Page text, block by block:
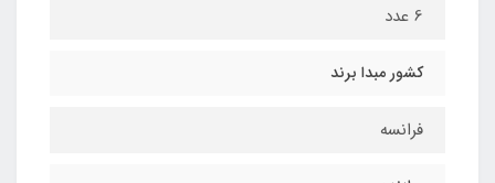
6 عدد
کشور مبدا برند
فرانسه